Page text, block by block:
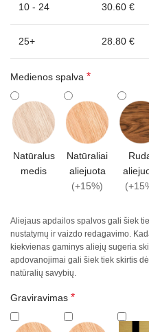
10 - 24 30.60 €
25+ 28.80 €
Medienos spalva *
Natūralus
medis
Natūraliai
aliejuota
(+15%)
Aliejaus apdailos spalvos gali šiek
nustatymų ir vaizdo redagavimo.
kiekvienas gaminys aliejų sugeria
apdovanojimai gali šiek tiek skirtis
natūralių savybių.
Graviravimas *